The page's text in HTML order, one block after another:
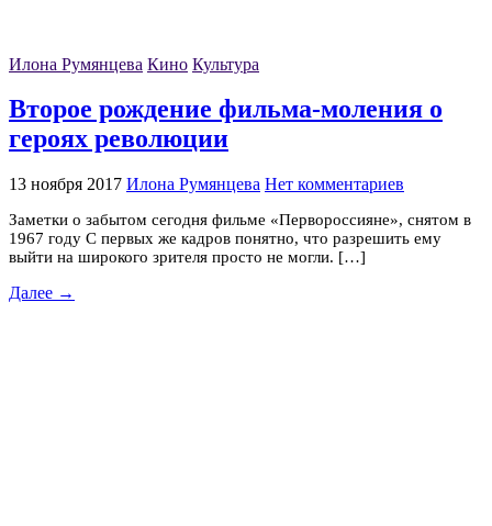
Илона Румянцева Кино Культура
Второе рождение фильма-моления о
героях революции
13 ноября 2017 Илона Румянцева Нет комментариев
Заметки о забытом сегодня фильме «Первороссияне», снятом в
1967 году С первых же кадров понятно, что разрешить ему
выйти на широкого зрителя просто не могли. […]
Далее →